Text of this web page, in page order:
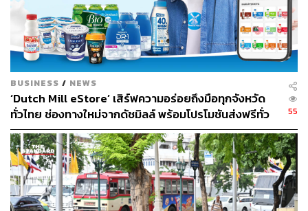
BUSINESS / NEWS
‘Dutch Mill eStore’ เสิร์ฟความอร่อยถึงมือทุกจังหวัด
ทั่วไทย ช่องทางใหม่จากดัชมิลล์ พร้อมโปรโมชันส่งฟรีทั่ว
ประเทศ ส่งไว สั่งก่อนเที่ยง ได้ของวันถัดไป ส่งสินค้าแบบ
เย็นตรงจากโรงงาน [ADVERTORIAL]
55